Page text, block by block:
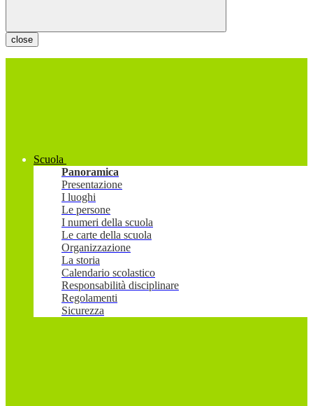
close
Scuola
Panoramica
Presentazione
I luoghi
Le persone
I numeri della scuola
Le carte della scuola
Organizzazione
La storia
Calendario scolastico
Responsabilità disciplinare
Regolamenti
Sicurezza